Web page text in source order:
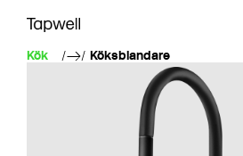
Kök Köksblandare